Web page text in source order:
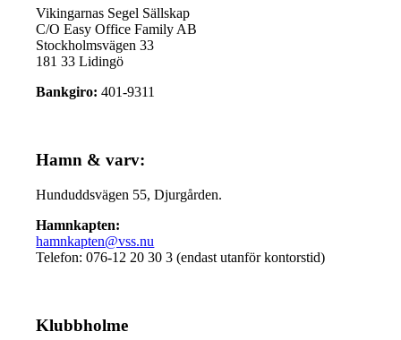
Vikingarnas Segel Sällskap
C/O Easy Office Family AB
Stockholmsvägen 33
181 33 Lidingö
Bankgiro:401-9311
Hamn & varv:
Hunduddsvägen 55, Djurgården.
Hamnkapten:
hamnkapten@vss.nu
Telefon: 076-12 20 30 3 (endast utanför kontorstid)
Klubbholme